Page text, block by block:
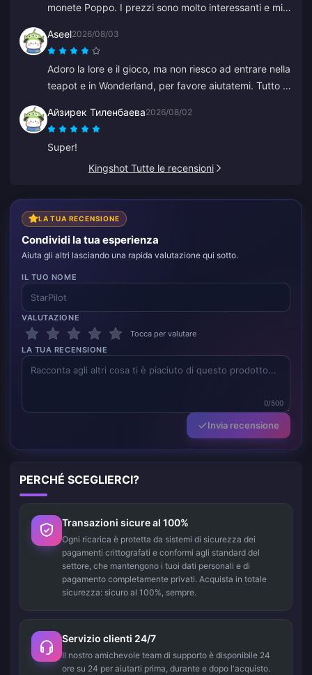
monete Poppo. I prezzi sono molto interessanti e mi
vivamente a tutti, grazie.
Aseel2026/08/03
Adoro la lore e il gioco, ma non riesco ad entrare nella
teapot e in Wonderland, per favore aiutatemi. Tutto il
Айзирек Тиленбаева2026/08/02
Super!
Kingshot Tutte le recensioni
LA TUA RECENSIONE
Condividi la tua esperienza
Aiuta gli altri lasciando una rapida valutazione qui sotto.
IL TUO NOME
VALUTAZIONE
Tocca per valutare
LA TUA RECENSIONE
0/500
Invia recensione
PERCHÉ SCEGLIERCI?
Transazioni sicure al 100%
Ogni ricarica è protetta da sistemi di sicurezza dei
pagamenti crittografati e conformi agli standard del
settore, che mantengono i tuoi dati personali e di
pagamento completamente privati. Acquista in totale
sicurezza: sicuro al 100%, sempre.
Servizio clienti 24/7
Il nostro amichevole team di supporto è disponibile 24
ore su 24 per aiutarti prima, durante e dopo l'acquisto.